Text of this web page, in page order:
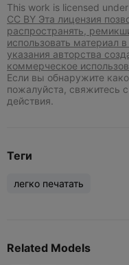
This work is licensed
CC BY Эта лицензия
распространять,
использовать материал
указания авторства
коммерческое
Если вы обнаружите
пожалуйста, свяжитесь
действия.
Теги
легко печатать
Related Models